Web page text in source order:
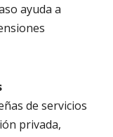
ayuda a
de servicios
privada,